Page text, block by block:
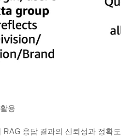
용
응답 결과의 신뢰성과 정확